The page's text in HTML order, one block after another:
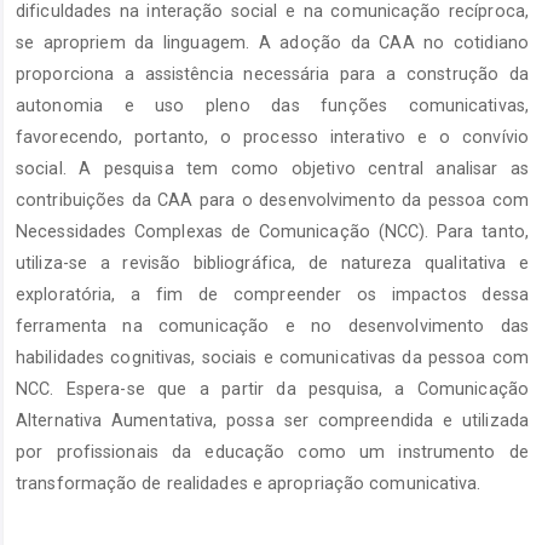
dificuldades na interação social e na comunicação recíproca,
se apropriem da linguagem. A adoção da CAA no cotidiano
proporciona a assistência necessária para a construção da
autonomia e uso pleno das funções comunicativas,
favorecendo, portanto, o processo interativo e o convívio
social. A pesquisa tem como objetivo central analisar as
contribuições da CAA para o desenvolvimento da pessoa com
Necessidades Complexas de Comunicação (NCC). Para tanto,
utiliza-se a revisão bibliográfica, de natureza qualitativa e
exploratória, a fim de compreender os impactos dessa
ferramenta na comunicação e no desenvolvimento das
habilidades cognitivas, sociais e comunicativas da pessoa com
NCC. Espera-se que a partir da pesquisa, a Comunicação
Alternativa Aumentativa, possa ser compreendida e utilizada
por profissionais da educação como um instrumento de
transformação de realidades e apropriação comunicativa.